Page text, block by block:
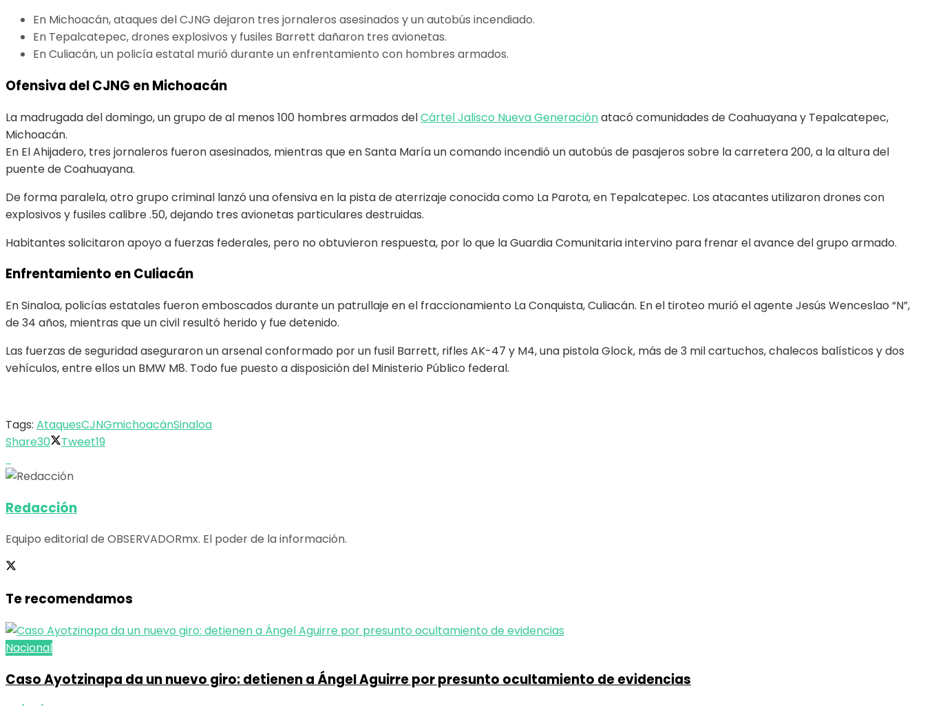
En Michoacán, ataques del CJNG dejaron tres jornaleros asesinados y un autobús incendiado.
En Tepalcatepec, drones explosivos y fusiles Barrett dañaron tres avionetas.
En Culiacán, un policía estatal murió durante un enfrentamiento con hombres armados.
Ofensiva del CJNG en Michoacán
La madrugada del domingo, un grupo de al menos 100 hombres armados delCártel Jalisco Nueva Generaciónatacó comunidades de Coahuayana y Tepalcatepec,
Michoacán.
En El Ahijadero, tres jornaleros fueron asesinados, mientras que en Santa María un comando incendió un autobús de pasajeros sobre la carretera 200, a la altura del
puente de Coahuayana.
De forma paralela, otro grupo criminal lanzó una ofensiva en la pista de aterrizaje conocida como La Parota, en Tepalcatepec. Los atacantes utilizaron drones con
explosivos y fusiles calibre .50, dejando tres avionetas particulares destruidas.
Habitantes solicitaron apoyo a fuerzas federales, pero no obtuvieron respuesta, por lo que la Guardia Comunitaria intervino para frenar el avance del grupo armado.
Enfrentamiento en Culiacán
En Sinaloa, policías estatales fueron emboscados durante un patrullaje en el fraccionamiento La Conquista, Culiacán. En el tiroteo murió el agente Jesús Wenceslao “N”,
de 34 años, mientras que un civil resultó herido y fue detenido.
Las fuerzas de seguridad aseguraron un arsenal conformado por un fusil Barrett, rifles AK-47 y M4, una pistola Glock, más de 3 mil cartuchos, chalecos balísticos y dos
vehículos, entre ellos un BMW M8. Todo fue puesto a disposición del Ministerio Público federal.
Tags: AtaquesCJNGmichoacánSinaloa
Share30 Tweet19
Redacción
Equipo editorial de OBSERVADORmx. El poder de la información.
Te recomendamos
Nacional
Caso Ayotzinapa da un nuevo giro: detienen a Ángel Aguirre por presunto ocultamiento de evidencias